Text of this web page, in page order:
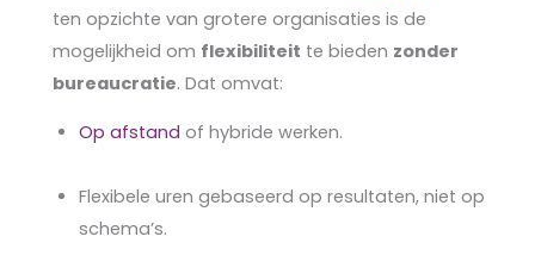
ten opzichte van grotere organisaties is de
mogelijkheid om flexibiliteit te bieden zonder
bureaucratie. Dat omvat:
Op afstand of hybride werken.
Flexibele uren gebaseerd op resultaten, niet op
schema’s.